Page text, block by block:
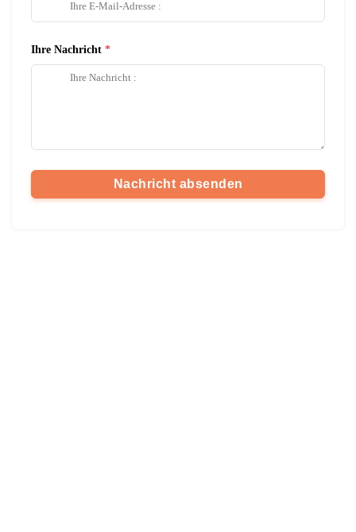
Ihre Nachricht
Nachricht absenden